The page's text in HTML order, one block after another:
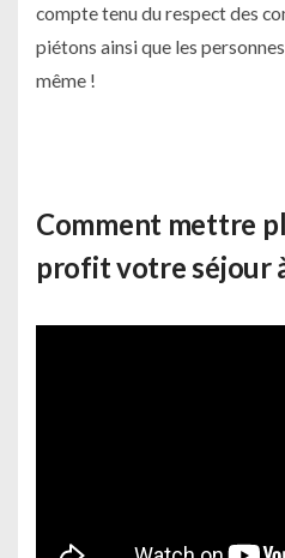
compte tenu du respect des
piétons ainsi que les
même !
Comment mettre
profit votre séjour